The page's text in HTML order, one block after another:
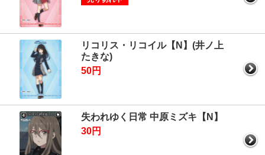
リコリス・リコイル【N】(井ノ上
たきな)
50円
失われゆく日常 中原ミズキ【N】
30円